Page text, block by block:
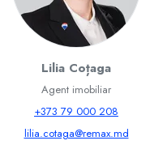
Lilia Coțaga
Agent imobiliar
+373 79 000 208
lilia.cotaga@remax.md